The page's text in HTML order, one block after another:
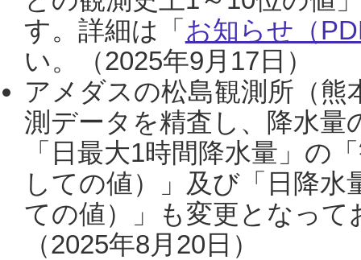
す。詳細は「 お知らせ（
い。（2025年9月17日）
アメダスの松島観測所（熊
測データを精査し、降水
「日最大1時間降水量」の
しての値）」及び「日降
ての値）」も変更となっ
（2025年8月20日）